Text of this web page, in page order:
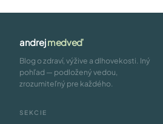
andrejmedveď
Blog o zdraví, výžive a dlhovekosti. Iný
pohľad — podložený vedou,
zrozumiteľný pre každého.
SEKCIE